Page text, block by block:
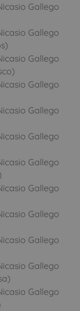
Gallego
Gallego
Gallego
Gallego
Gallego
Gallego
Gallego
Gallego
Gallego
Gallego
Gallego
Gallego